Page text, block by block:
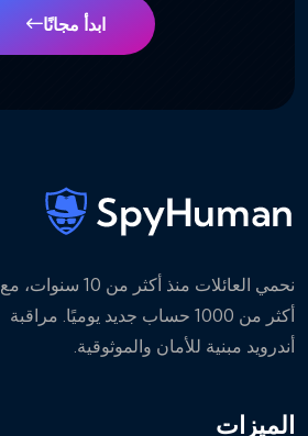
ابدأ مجانًا
نحمي العائلات منذ أكثر من 10 سنوات، مع
أكثر من 1000 حساب جديد يوميًا. مراقبة
أندرويد مبنية للأمان والموثوقية.
الميزات